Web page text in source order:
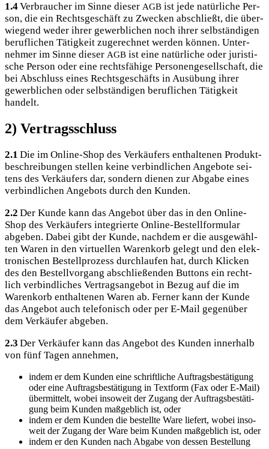
1.4Ver­brau­cher im Sin­ne die­ser AGB ist jede natür­li­che Per­
son, die ein Rechts­ge­schäft zu Zwe­cken abschließt, die über­
wie­gend weder ihrer gewerb­li­chen noch ihrer selb­stän­di­gen
beruf­li­chen Tätig­keit zuge­rech­net wer­den kön­nen. Unter­
neh­mer im Sin­ne die­ser AGB ist eine natür­li­che oder juris­ti­
sche Per­son oder eine rechts­fä­hi­ge Per­so­nen­ge­sell­schaft, die
bei Abschluss eines Rechts­ge­schäfts in Aus­übung ihrer
gewerb­li­chen oder selb­stän­di­gen beruf­li­chen Tätig­keit
handelt.
2) Vertragsschluss
2.1 Die im Online-Shop des Ver­käu­fers ent­hal­te­nen Pro­dukt­
be­schrei­bun­gen stel­len kei­ne ver­bind­li­chen Ange­bo­te sei­
tens des Ver­käu­fers dar, son­dern die­nen zur Abga­be eines
ver­bind­li­chen Ange­bots durch den Kunden.
2.2 Der Kun­de kann das Ange­bot über das in den Online-
Shop des Ver­käu­fers inte­grier­te Online-Bestell­for­mu­lar
abge­ben. Dabei gibt der Kun­de, nach­dem er die aus­ge­wähl­
ten Waren in den vir­tu­el­len Waren­korb gelegt und den elek­
tro­ni­schen Bestell­pro­zess durch­lau­fen hat, durch Kli­cken
des den Bestell­vor­gang abschlie­ßen­den But­tons ein recht­
lich ver­bind­li­ches Ver­trags­an­ge­bot in Bezug auf die im
Waren­korb ent­hal­te­nen Waren ab. Fer­ner kann der Kun­de
das Ange­bot auch tele­fo­nisch oder per E‑Mail gegen­über
dem Ver­käu­fer abgeben.
2.3 Der Ver­käu­fer kann das Ange­bot des Kun­den inner­halb
von fünf Tagen annehmen,
indem er dem Kun­den eine schrift­li­che Auf­trags­be­stä­ti­gung
oder eine Auf­trags­be­stä­ti­gung in Text­form (Fax oder E‑Mail)
über­mit­telt, wobei inso­weit der Zugang der Auf­trags­be­stä­ti­
gung beim Kun­den maß­geb­lich ist, oder
indem er dem Kun­den die bestell­te Ware lie­fert, wobei inso­
weit der Zugang der Ware beim Kun­den maß­geb­lich ist, oder
indem er den Kun­den nach Abga­be von des­sen Bestel­lung